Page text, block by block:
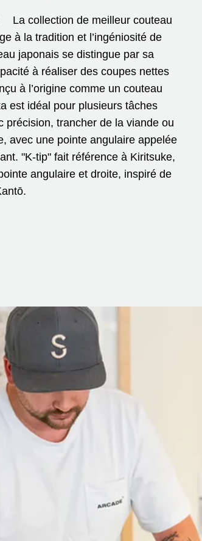
La collection de meilleur couteau
à la tradition et l’ingéniosité de
japonais se distingue par sa
à réaliser des coupes nettes
à l’origine comme un couteau
est idéal pour plusieurs tâches
précision, trancher de la viande ou
avec une pointe angulaire appelée
"K-tip" fait référence à Kiritsuke,
angulaire et droite, inspiré de